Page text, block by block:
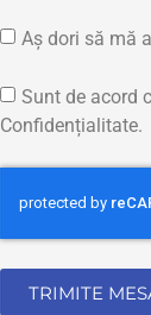
Aș dori să mă
Sunt de acord
Confidențialitate.
TRIMITE